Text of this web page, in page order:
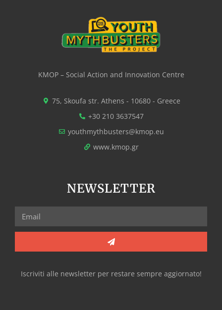
KMOP – Social Action and Innovation Centre
75, Skoufa str. Athens - 10680 - Greece
+30 210 3637547
youthmythbusters@kmop.eu
www.kmop.gr
NEWSLETTER
Iscriviti alle newsletter per restare sempre aggiornato!